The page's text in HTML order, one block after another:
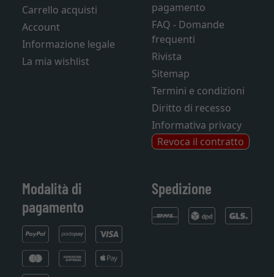
Carrello acquisti
Account
Informazione legale
La mia wishlist
pagamento
FAQ - Domande
frequenti
Rivista
Sitemap
Termini e condizioni
Diritto di recesso
Informativa privacy
Revoca il contratto
Modalità di
pagamento
Spedizione